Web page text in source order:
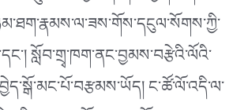
སློབ་གྲྭ་ཁག་ནང་བྱམས་བརྩེའི་ལོའི་
ང་ཚོ་ལོ་འདི་ལ་